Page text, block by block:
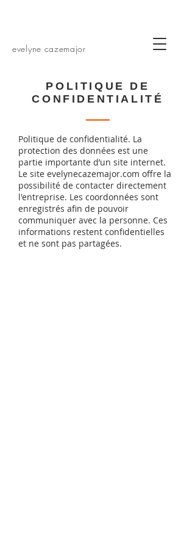
evelyne cazemajor
POLITIQUE DE
CONFIDENTIALITÉ
Politique de confidentialité. La
protection des données est une
partie importante d’un site internet.
Le site evelynecazemajor.com offre la
possibilité de contacter directement
l'entreprise. Les coordonnées sont
enregistrés afin de pouvoir
communiquer avec la personne. Ces
informations restent confidentielles
et ne sont pas partagées.